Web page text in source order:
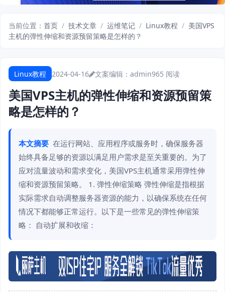
当前位置： 首页 / 技术文章 / 运维笔记 / Linux教程 / 美国VPS
主机的弹性伸缩和资源预留策略是怎样的？
Linux教程 2024-04-16 文案编辑：admin965 阅读
美国VPS主机的弹性伸缩和资源预留策
略是怎样的？
本文摘要 在运行网站、应用程序或服务时，确保服务器
始终具备足够的资源以满足用户需求是至关重要的。为了
应对流量波动和需求变化，美国VPS主机通常采用弹性伸
缩和资源预留策略。 1. 弹性伸缩策略 弹性伸缩是指根据
实际需求自动调整服务器资源的能力，以确保系统在任何
情况下都能够正常运行。以下是一些常见的弹性伸缩策
略： 自动扩展和收缩：